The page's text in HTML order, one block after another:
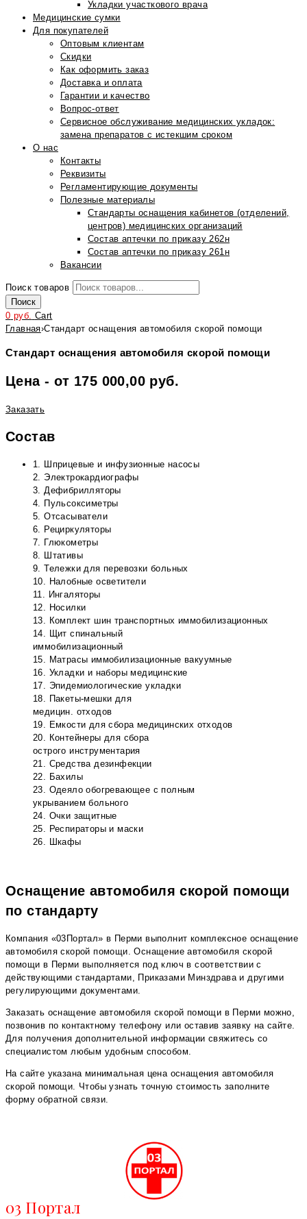
Укладки участкового врача
Медицинские сумки
Для покупателей
Оптовым клиентам
Скидки
Как оформить заказ
Доставка и оплата
Гарантии и качество
Вопрос-ответ
Сервисное обслуживание медицинских укладок:
замена препаратов с истекшим сроком
О нас
Контакты
Реквизиты
Регламентирующие документы
Полезные материалы
Стандарты оснащения кабинетов (отделений,
центров) медицинских организаций
Состав аптечки по приказу 262н
Состав аптечки по приказу 261н
Вакансии
Поиск товаров
Поиск
0 руб. Cart
Главная›Стандарт оснащения автомобиля скорой помощи
Стандарт оснащения автомобиля скорой помощи
Цена - от 175 000,00 руб.
Заказать
Состав
1. Шприцевые и инфузионные насосы
2. Электрокардиографы
3. Дефибрилляторы
4. Пульсоксиметры
5. Отсасыватели
6. Рециркуляторы
7. Глюкометры
8. Штативы
9. Тележки для перевозки больных
10. Налобные осветители
11. Ингаляторы
12. Носилки
13. Комплект шин транспортных иммобилизационных
14. Щит спинальный
иммобилизационный
15. Матрасы иммобилизационные вакуумные
16. Укладки и наборы медицинские
17. Эпидемиологические укладки
18. Пакеты-мешки для
медицин. отходов
19. Емкости для сбора медицинских отходов
20. Контейнеры для сбора
острого инструментария
21. Средства дезинфекции
22. Бахилы
23. Одеяло обогревающее с полным
укрыванием больного
24. Очки защитные
25. Респираторы и маски
26. Шкафы
Оснащение автомобиля скорой помощи
по стандарту
Компания «03Портал» в Перми выполнит комплексное оснащение
автомобиля скорой помощи. Оснащение автомобиля скорой
помощи в Перми выполняется под ключ в соответствии с
действующими стандартами, Приказами Минздрава и другими
регулирующими документами.
Заказать оснащение автомобиля скорой помощи в Перми можно,
позвонив по контактному телефону или оставив заявку на сайте.
Для получения дополнительной информации свяжитесь со
специалистом любым удобным способом.
На сайте указана минимальная цена оснащения автомобиля
скорой помощи. Чтобы узнать точную стоимость заполните
форму обратной связи.
03 Портал